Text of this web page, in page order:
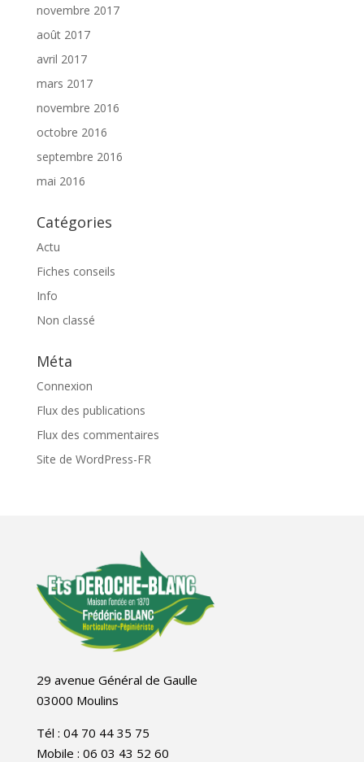
novembre 2017
août 2017
avril 2017
mars 2017
novembre 2016
octobre 2016
septembre 2016
mai 2016
Catégories
Actu
Fiches conseils
Info
Non classé
Méta
Connexion
Flux des publications
Flux des commentaires
Site de WordPress-FR
29 avenue Général de Gaulle
03000 Moulins
Tél : 04 70 44 35 75
Mobile : 06 03 43 52 60